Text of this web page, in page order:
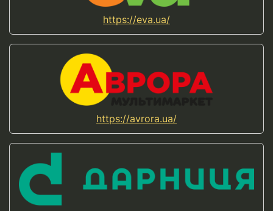
https://eva.ua/
https://avrora.ua/